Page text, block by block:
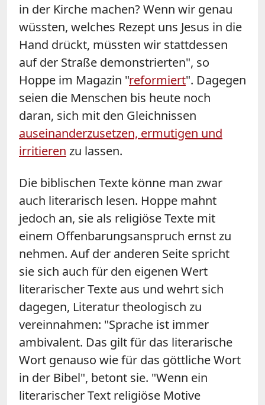
in der Kirche machen? Wenn wir genau
wüssten, welches Rezept uns Jesus in die
Hand drückt, müssten wir stattdessen
auf der Straße demonstrierten", so
Hoppe im Magazin "reformiert". Dagegen
seien die Menschen bis heute noch
daran, sich mit den Gleichnissen
auseinanderzusetzen, ermutigen und
irritieren zu lassen.
Die biblischen Texte könne man zwar
auch literarisch lesen. Hoppe mahnt
jedoch an, sie als religiöse Texte mit
einem Offenbarungsanspruch ernst zu
nehmen. Auf der anderen Seite spricht
sie sich auch für den eigenen Wert
literarischer Texte aus und wehrt sich
dagegen, Literatur theologisch zu
vereinnahmen: "Sprache ist immer
ambivalent. Das gilt für das literarische
Wort genauso wie für das göttliche Wort
in der Bibel", betont sie. "Wenn ein
literarischer Text religiöse Motive